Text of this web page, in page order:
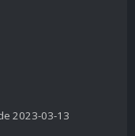
2023-03-13